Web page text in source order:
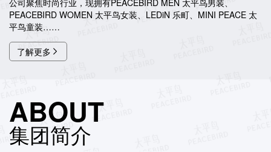
公司聚焦时尚行业，现拥有PEACEBIRD MEN 太平鸟男装、
PEACEBIRD WOMEN 太平鸟女装、LEDiN 乐町、MINI PEACE 太
平鸟童装……
了解更多
ABOUT
集团简介